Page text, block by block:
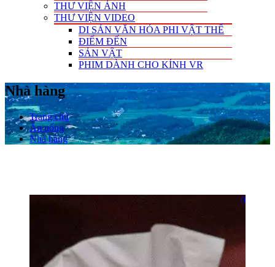
THƯ VIỆN ẢNH
THƯ VIỆN VIDEO
DI SẢN VĂN HÓA PHI VẬT THỂ
ĐIỂM ĐẾN
SẢN VẬT
PHIM DÀNH CHO KÍNH VR
Nhà hàng
Trang chủ
Ăn uống
Nhà hàng
0